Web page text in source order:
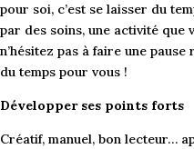
pour soi, c’est se laisser du
par des soins, une activité que
n’hésitez pas à faire une
du temps pour vous !
Développer ses points forts
Créatif, manuel, bon lecteur…